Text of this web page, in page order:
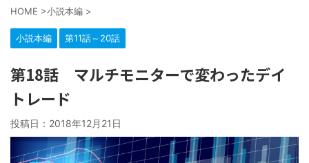
HOME >小説本編 >
小説本編 第11話～20話
第18話 マルチモニターで変わったデイ
トレード
投稿日： 2018年12月21日